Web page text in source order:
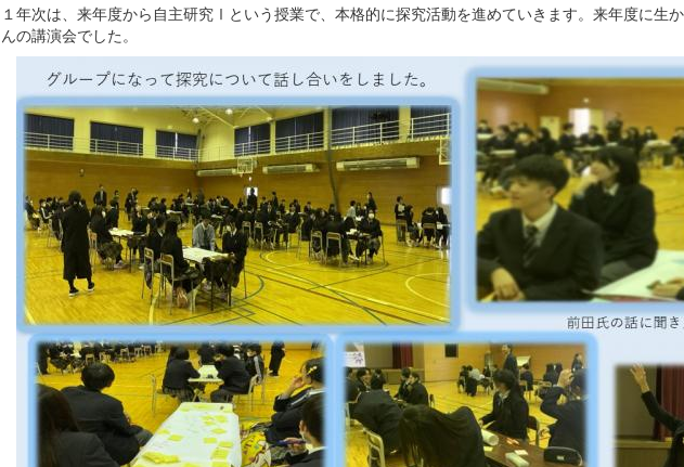
１年次は、来年度から自主研究Ⅰという授業で、本格的に探究活動を進めていきます。来年度に生
んの講演会でした。